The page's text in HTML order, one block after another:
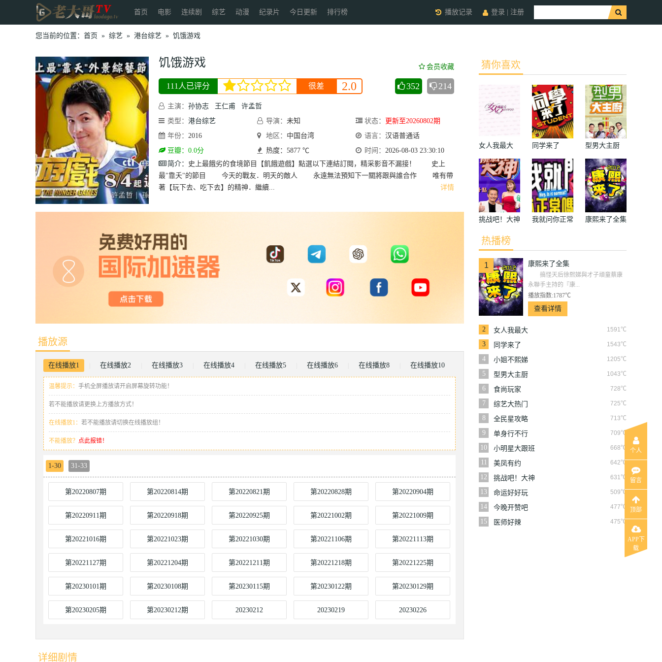
首页 电影 连续剧 综艺 动漫 纪录片 今日更新 排行榜 登录 注册
播放记录
您当前的位置： 首页 » 综艺 » 港台综艺 » 饥饿游戏
饥饿游戏 会员收藏
111人已评分 很差 2.0 352 214
主演： 孙协志 王仁甫
许孟哲
类型： 港台综艺 导演： 未知 状态：
更新至20260802期
年份： 2016 地区： 中国台湾 语言： 汉语普通话
豆瓣：0.0分
热度：5877 ℃ 时间： 2026-08-03 23:30:10
简介：
详情
史上最餓劣的食境節目【飢餓遊戲】點選以下連結訂閱，精采影音不漏接！ 史上
最"靠夭"的節目 今天的戰友．明天的敵人 永遠無法預知下一關將跟與誰合作 唯有帶
著【玩下去、吃下去】的精神．繼續...
播放源
在线播放1 在线播放2 在线播放3 在线播放4 在线播放5 在线播放6 在线播放8 在线播放10
温馨提示： 手机全屏播放请开启屏幕旋转功能！
若不能播放请更换上方播放方式！
在线播放1： 若不能播放请切换在线播放组！
不能播放？ 点此报错！
1-30 31-33
第20220807期 第20220814期 第20220821期 第20220828期 第20220904期
第20220911期 第20220918期 第20220925期 第20221002期 第20221009期
第20221016期 第20221023期 第20221030期 第20221106期 第20221113期
第20221127期 第20221204期 第20221211期 第20221218期 第20221225期
第20230101期 第20230108期 第20230115期 第20230122期 第20230129期
第20230205期 第20230212期 20230212 20230219 20230226
详细剧情
猜你喜欢
女人我最大 同学来了 型男大主厨
挑战吧！大神
我就问你正常
康熙来了全集
热播榜
1 康熙来了全集
搞怪天后徐熙娣與才子頑童蔡康
永聯手主持的『康...
播放指数:1787℃
查看详情
2 1591℃
女人我最大
3
1543℃
同学来了
4
1205℃
小姐不熙娣
5
1043℃
型男大主厨
6
728℃
食尚玩家
7
725℃
综艺大热门
8
713℃
全民星攻略
9
709℃
单身行不行
10
668℃
小明星大跟班
11
642℃
美凤有约
12
631℃
挑战吧！大神
13
509℃
命运好好玩
14
477℃
今晚开赞吧
15
475℃
医师好辣
个人
留言
顶部
APP下
载